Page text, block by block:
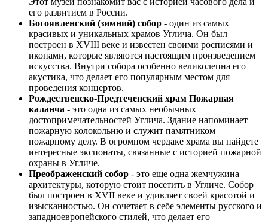
его развитием в России.
Богоявленский (зимний) собор - один из самых
красивых и уникальных храмов Углича. Он был
построен в XVIII веке и известен своими росписями и
иконами, которые являются настоящим произведением
искусства. Внутри собора особенно великолепна его
акустика, что делает его популярным местом для
проведения концертов.
Рождественско-Предтеченский храм Пожарная
каланча - это одна из самых необычных
достопримечательностей Углича. Здание напоминает
пожарную колокольню и служит памятником
пожарному делу. В огромном чердаке храма вы найдете
интересные экспонаты, связанные с историей пожарной
охраны в Угличе.
Преображенский собор - это еще одна жемчужина
архитектуры, которую стоит посетить в Угличе. Собор
был построен в XVII веке и удивляет своей красотой и
изысканностью. Он сочетает в себе элементы русского и
западноевропейского стилей, что делает его